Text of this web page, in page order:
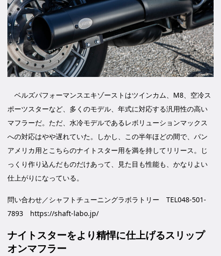
ベルズパフォーマンスエキゾーストはツインカム、M8、空冷ス
ポーツスターなど、多くのモデル、年式に対応する汎用性の高い
マフラーだ。ただ、水冷モデルであるレボリューションマックス
への対応はやや遅れていた。しかし、この半年ほどの間で、パン
アメリカ用とこちらのナイトスター用を満を持してリリース。じ
っくり作り込んだものだけあって、見た目も性能も、かなりよい
仕上がりになっている。
問い合わせ／シャフトチューニングラボラトリー TEL048-501-
7893 https://shaft-labo.jp/
ナイトスターをより精悍に仕上げるスリップ
オンマフラー